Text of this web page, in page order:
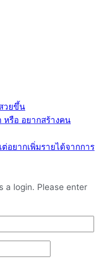
วยขึ้น
หรือ อยากสร้างคน
อยากเพิ่มรายได้จากการ
a login. Please enter